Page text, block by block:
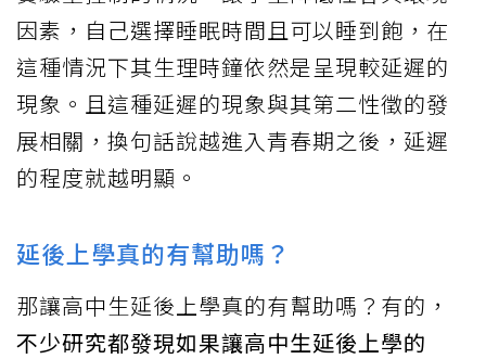
因素，自己選擇睡眠時間且可以睡到飽，在
這種情況下其生理時鐘依然是呈現較延遲的
現象。且這種延遲的現象與其第二性徵的發
展相關，換句話說越進入青春期之後，延遲
的程度就越明顯。
延後上學真的有幫助嗎？
那讓高中生延後上學真的有幫助嗎？有的，
不少研究都發現如果讓高中生延後上學的